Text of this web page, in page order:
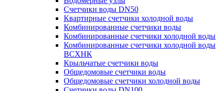
Счетчики воды DN50
Квартирные счетчики холодной воды
Комбинированные счетчики воды
Комбинированные счетчики холодной воды
Комбинированные счетчики холодной воды
ВСХНК
Крыльчатые счетчики воды
Общедомовые счетчики воды
Общедомовые счетчики холодной воды